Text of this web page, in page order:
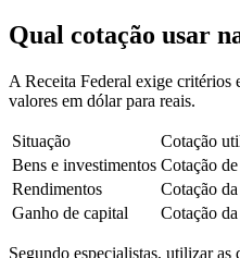
Qual cotação usar
A Receita Federal exige critérios
valores em dólar para reais.
Situação
Cotação
Bens e investimentos Cotação
Rendimentos
Cotação
Ganho de capital
Cotação
Segundo especialistas, utilizar as